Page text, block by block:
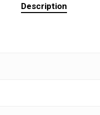
Description